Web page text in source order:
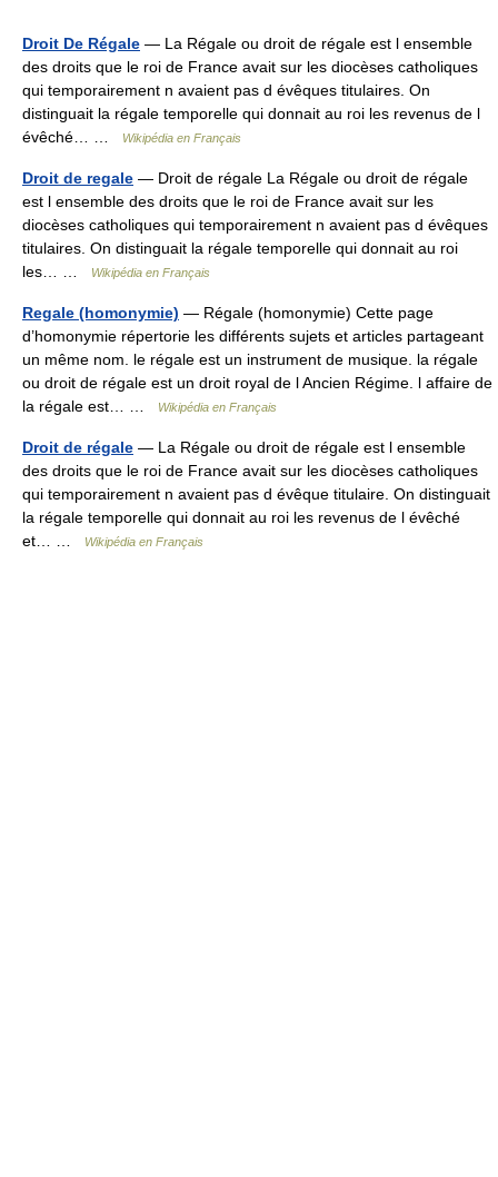
Droit De Régale — La Régale ou droit de régale est l ensemble
des droits que le roi de France avait sur les diocèses catholiques
qui temporairement n avaient pas d évêques titulaires. On
distinguait la régale temporelle qui donnait au roi les revenus de l
évêché… …
Wikipédia en Français
Droit de regale — Droit de régale La Régale ou droit de régale
est l ensemble des droits que le roi de France avait sur les
diocèses catholiques qui temporairement n avaient pas d évêques
titulaires. On distinguait la régale temporelle qui donnait au roi
les… …
Wikipédia en Français
Regale (homonymie) — Régale (homonymie) Cette page
d’homonymie répertorie les différents sujets et articles partageant
un même nom. le régale est un instrument de musique. la régale
ou droit de régale est un droit royal de l Ancien Régime. l affaire de
la régale est… …
Wikipédia en Français
Droit de régale — La Régale ou droit de régale est l ensemble
des droits que le roi de France avait sur les diocèses catholiques
qui temporairement n avaient pas d évêque titulaire. On distinguait
la régale temporelle qui donnait au roi les revenus de l évêché
et… …
Wikipédia en Français